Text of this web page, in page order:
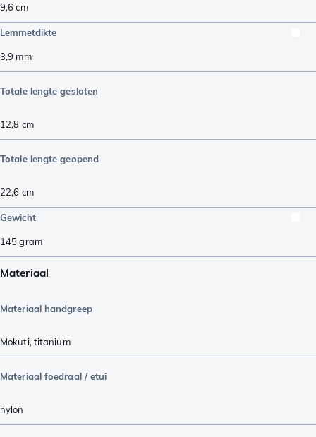
9,6cm
Lemmetdikte
3,9 mm
Totale lengte gesloten
12,8 cm
Totale lengte geopend
22,6 cm
Gewicht
145gram
Materiaal
Materiaal handgreep
Mokuti, titanium
Materiaal foedraal / etui
nylon